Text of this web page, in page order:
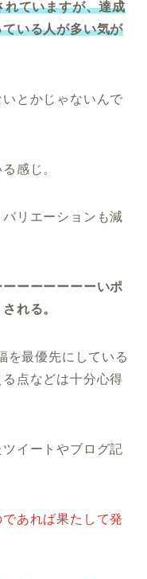
れていますが、達成
いる人が多い気が
とかじゃないんで
感じ。
リエーションも減
ーーーーーーいポ
れる。
を最優先にしている
点などは十分心得
イートやブログ記
あれば果たして発